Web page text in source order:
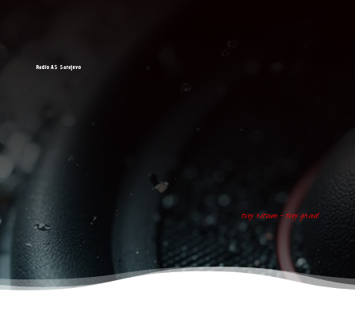
Radio AS Sarajevo
tvoj ritam - tvoj grad